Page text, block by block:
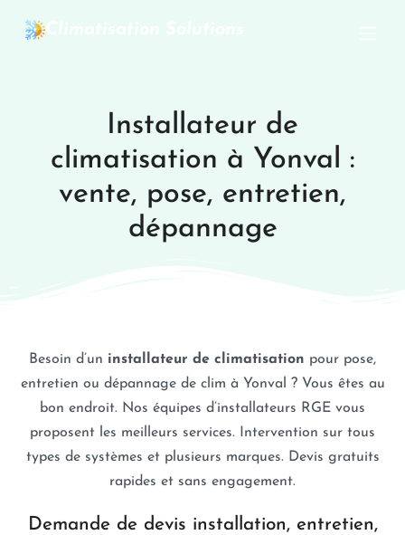
Installateur de
climatisation à Yonval :
vente, pose, entretien,
dépannage
Besoin d’un installateur de climatisation pour pose,
entretien ou dépannage de clim à Yonval ? Vous êtes au
bon endroit. Nos équipes d’installateurs RGE vous
proposent les meilleurs services. Intervention sur tous
types de systèmes et plusieurs marques. Devis gratuits
rapides et sans engagement.
Demande de devis installation, entretien,